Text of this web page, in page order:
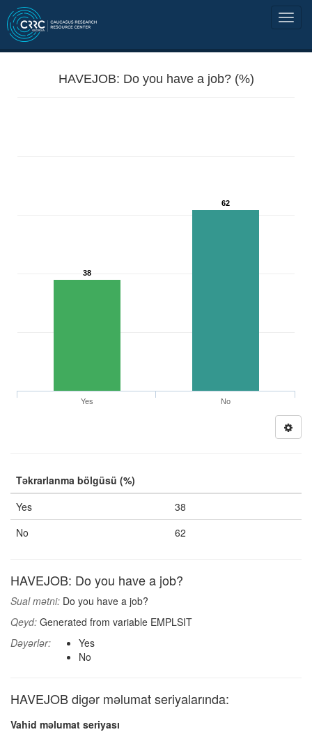
HAVEJOB: Do you have a job? (%)
38
62
Yes No
Təkrarlanma bölgüsü (%)
Yes
38
No
62
HAVEJOB: Do you have a job?
Sual mətni: Do you have a job?
Qeyd: Generated from variable EMPLSIT
Dəyərlər:
Yes
No
HAVEJOB digər məlumat seriyalarında:
Vahid məlumat seriyası